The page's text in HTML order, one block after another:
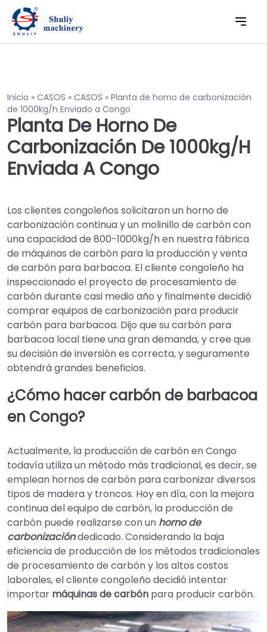
Inicio » CASOS » CASOS » Planta de horno de carbonización
de 1000kg/h Enviado a Congo
Planta De Horno De
Carbonización De 1000kg/h
Enviada A Congo
Los clientes congoleños solicitaron un horno de
carbonización continua y un molinillo de carbón con
una capacidad de 800-1000kg/h en nuestra fábrica
de máquinas de carbón para la producción y venta
de carbón para barbacoa. El cliente congoleño ha
inspeccionado el proyecto de procesamiento de
carbón durante casi medio año y finalmente decidió
comprar equipos de carbonización para producir
carbón para barbacoa. Dijo que su carbón para
barbacoa local tiene una gran demanda, y cree que
su decisión de inversión es correcta, y seguramente
obtendrá grandes beneficios.
¿Cómo hacer carbón de barbacoa
en Congo?
Actualmente, la producción de carbón en Congo
todavía utiliza un método más tradicional, es decir, se
emplean hornos de carbón para carbonizar diversos
tipos de madera y troncos. Hoy en día, con la mejora
continua del equipo de carbón, la producción de
carbón puede realizarse con un horno de
carbonizacióndedicado. Considerando la baja
eficiencia de producción de los métodos tradicionales
de procesamiento de carbón y los altos costos
laborales, el cliente congoleño decidió intentar
importar máquinas de carbón para producir carbón.